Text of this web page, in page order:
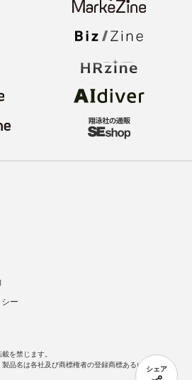
シェア
ー
を禁じます。
品名は各社及び商標権者の登録商標あるいは商標で